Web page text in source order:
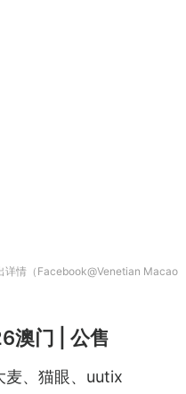
详情（Facebook@Venetian Macao
澳门 | 公售
麦、猫眼、uutix